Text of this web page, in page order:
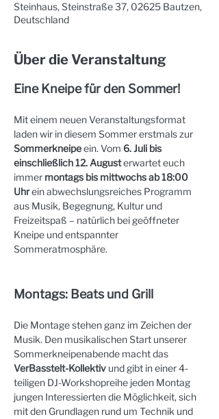
Steinhaus, Steinstraße 37, 02625 Bautzen,
Deutschland
Über die Veranstaltung
Eine Kneipe für den Sommer!
Mit einem neuen Veranstaltungsformat
laden wir in diesem Sommer erstmals zur
Sommerkneipe ein. Vom 6. Juli bis
einschließlich 12. August erwartet euch
immer montags bis mittwochs ab 18:00
Uhr ein abwechslungsreiches Programm
aus Musik, Begegnung, Kultur und
Freizeitspaß – natürlich bei geöffneter
Kneipe und entspannter
Sommeratmosphäre.
Montags: Beats und Grill
Die Montage stehen ganz im Zeichen der
Musik. Den musikalischen Start unserer
Sommerkneipenabende macht das
VerBasstelt-Kollektiv und gibt in einer 4-
teiligen DJ-Workshopreihe jeden Montag
jungen Interessierten die Möglichkeit, sich
mit den Grundlagen rund um Technik und